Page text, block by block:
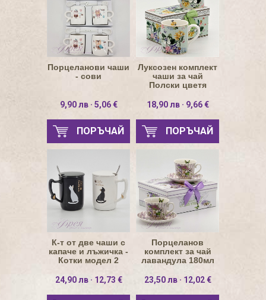
Порцеланови чаши
- сови
9,90 лв · 5,06 €
ПОРЪЧАЙ
Луксозен комплект
чаши за чай
Полски цветя
18,90 лв · 9,66 €
ПОРЪЧАЙ
К-т от две чаши с
капаче и лъжичка -
Котки модел 2
24,90 лв · 12,73 €
Порцеланов
комплект за чай
лавандула 180мл
23,50 лв · 12,02 €